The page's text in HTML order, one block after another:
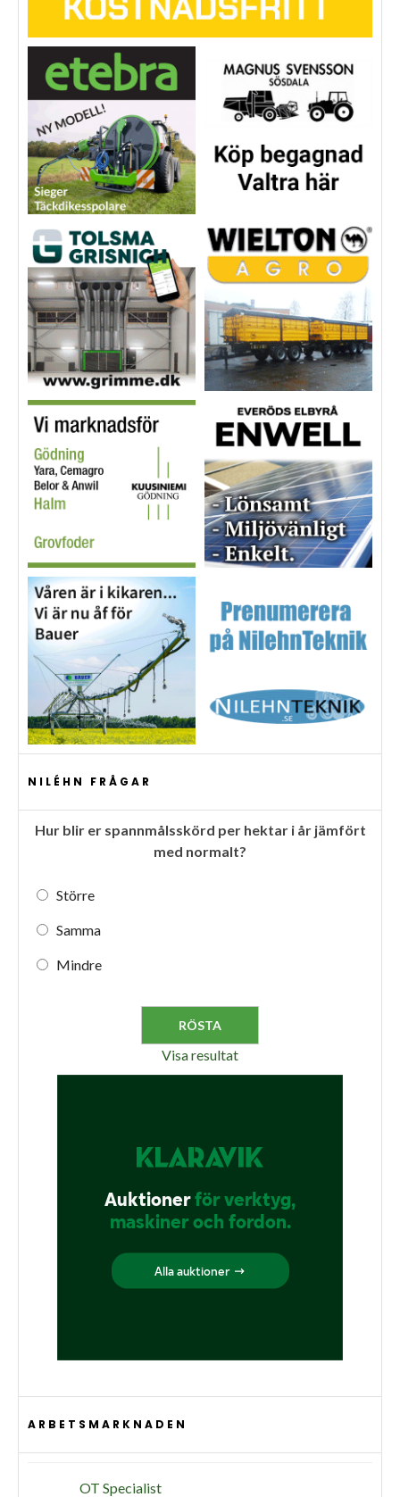
NILÉHN FRÅGAR
Hur blir er spannmålsskörd per hektar i år jämfört
med normalt?
Större
Samma
Mindre
Visa resultat
ARBETSMARKNADEN
OT Specialist